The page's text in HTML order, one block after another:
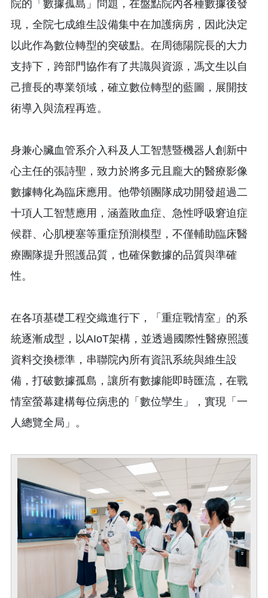
院的「數據孤島」問題，在盤點院內各種數據後發
現，全院七成維生設備集中在加護病房，因此決定
以此作為數位轉型的突破點。在周德陽院長的大力
支持下，跨部門協作有了共識與資源，馮文生以自
己擅長的專業領域，確立數位轉型的藍圖，展開技
術導入與流程再造。
身兼心臟血管系介入科及人工智慧暨機器人創新中
心主任的張詩聖，致力於將多元且龐大的醫療影像
數據轉化為臨床應用。他帶領團隊成功開發超過二
十項人工智慧應用，涵蓋敗血症、急性呼吸窘迫症
候群、心肌梗塞等重症預測模型，不僅輔助臨床醫
療團隊提升照護品質，也確保數據的品質與準確
性。
在各項基礎工程交織進行下，「重症戰情室」的系
統逐漸成型，以AIoT架構，並透過國際性醫療照護
資料交換標準，串聯院內所有資訊系統與維生設
備，打破數據孤島，讓所有數據能即時匯流，在戰
情室螢幕建構每位病患的「數位孿生」，實現「一
人總覽全局」。